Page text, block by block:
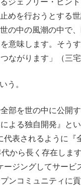
ジェフリー・ヒン
めを行おうとする
の中の風潮の中で
意味します。そう
ながります」（三宅
う。
部を世の中に公開
よる独自開発』と
表されるように『
から長く存在しま
ジングしてサービ
ンコミュニティに